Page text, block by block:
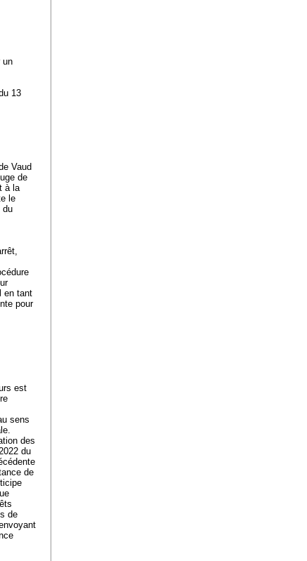
un
13
Vaud
de
à la
le
du
en tant
pour
est
sens
des
du
de
de